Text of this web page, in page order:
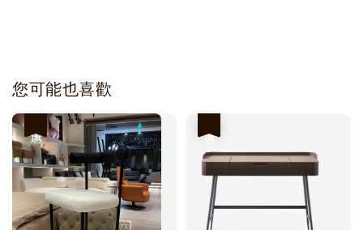
您可能也喜歡